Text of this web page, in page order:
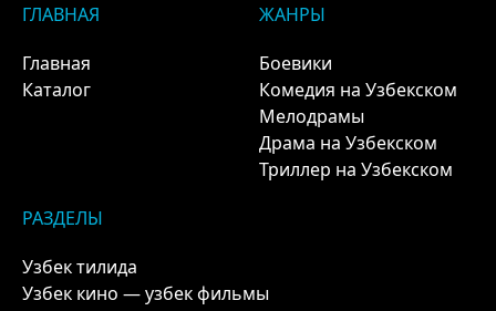
ГЛАВНАЯ
Главная
Каталог
ЖАНРЫ
Боевики
Комедия на Узбекском
Мелодрамы
Драма на Узбекском
Триллер на Узбекском
РАЗДЕЛЫ
Узбек тилида
Узбек кино — узбек фильмы